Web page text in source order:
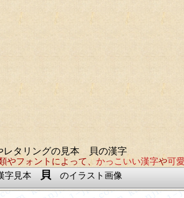
レタリングの見本 貝の漢字
やフォントによって、 かっこいい漢字や可
字見本
貝 のイラスト画像